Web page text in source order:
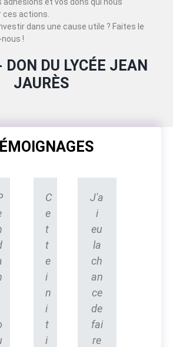
actions.
dans une cause utile ? Faites le
!
DON DU LYCÉE JEAN
JAURÈS
C
e
t
t
e
i
n
i
t
i
J'a
i
eu
la
ch
an
ce
de
fai
re